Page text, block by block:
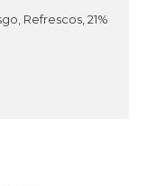
Refrescos, 21%